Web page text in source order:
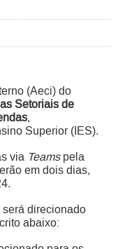
(Aeci) do
Setoriais de
,
Superior (IES).
via Teamspela
em dois dias,
direcionado
abaixo: